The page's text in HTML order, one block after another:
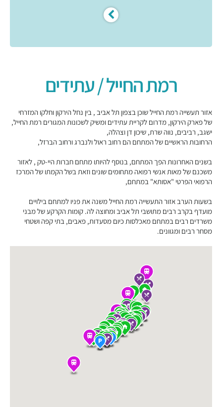
רמת החייל / עתידים
אזור תעשייה רמת החייל שוכן בצפון תל אביב , בין נחל הירקון וחלקו המזרחי
של פארק הירקון, מדרום לקריית עתידים ומשיק לשכונות המגורים רמת החייל,
ישגב, רביבים, נווה שרת, שיכון דן וצהלה,
הרחובות הראשיים של המתחם הם רחוב ראול ולנברג ורחוב הברזל,
בשנים האחרונות הפך המתחם, בנוסף להיותו מתחם חברות היי-טק , לאזור
משכנם של מאות אנשי רפואה מתחומים שונים וזאת בשל הקמתו של המרכז
הרפואי הפרטי "אסותא" במתחם,
בשעות הערב אזור התעשייה רמת החייל משנה את פניו למתחם בילויים
מועדף בקרב רבים מתושבי תל אביב ומחוצה לה. קומות הקרקע של מבני
משרדים רבים במתחם מאכלסות כיום מסעדות, פאבים, בתי קפה ושטחי
מסחר רבים ומגוונים.